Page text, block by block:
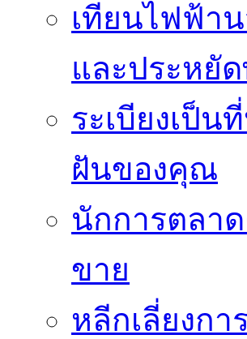
เทียนไฟฟ้า
และประหยั
ระเบียงเป็
ฝันของคุณ
นักการตลา
ขาย
หลีกเลี่ยงก